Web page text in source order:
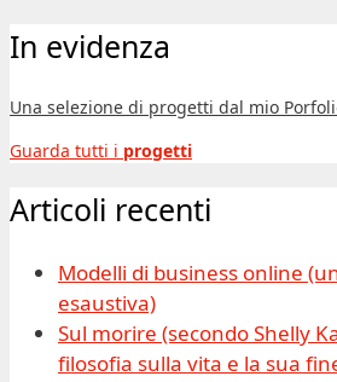
In evidenza
Una selezione di progetti dal mio
Guarda tutti i progetti
Articoli recenti
Modelli di business online
esaustiva)
Sul morire (secondo Shelly
filosofia sulla vita e la sua